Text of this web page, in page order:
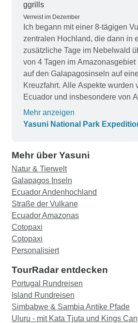
ggrills
Verreist im Dezember
Ich begann mit einer 8-tägigen
zentralen Hochland, die dann in
zusätzliche Tage im Nebelwald
von 4 Tagen im Amazonasgebiet
auf den Galapagosinseln auf
Kreuzfahrt. Alle Aspekte wurden
Ecuador und insbesondere von
der alle zusätzlichen Touren zur
Tour organisierte. Er war
obwohl alles sehr reibungslos
Mehr anzeigen
Yasuni National Park
Mehr über Yasuni
Natur & Tierwelt
Galapagos Inseln
Ecuador Andenhochland
Straße der Vulkane
Ecuador Amazonas
Cotopaxi
Cotopaxi
Personalisiert
TourRadar entdecken
Portugal Rundreisen
Island Rundreisen
Simbabwe & Sambia Antike Pfade
Uluru - mit Kata Tjuta und Kings